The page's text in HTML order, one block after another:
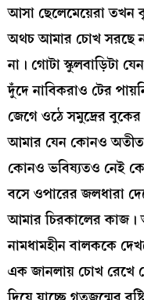
আসা ছেলেমেয়েরা তখন
অথচ আমার চোখ সরছে
না। গোটা স্কুলবাড়িটা
দুঁদে নাবিকরাও টের
জেগে ওঠে সমুদ্রের
আমার যেন কোনও অতীত
কোনও ভবিষ্যতও নেই
বসে ওপারের জলধারা
আমার চিরকালের
নামধামহীন বালককে
এক জানলায় চোখ রেখে